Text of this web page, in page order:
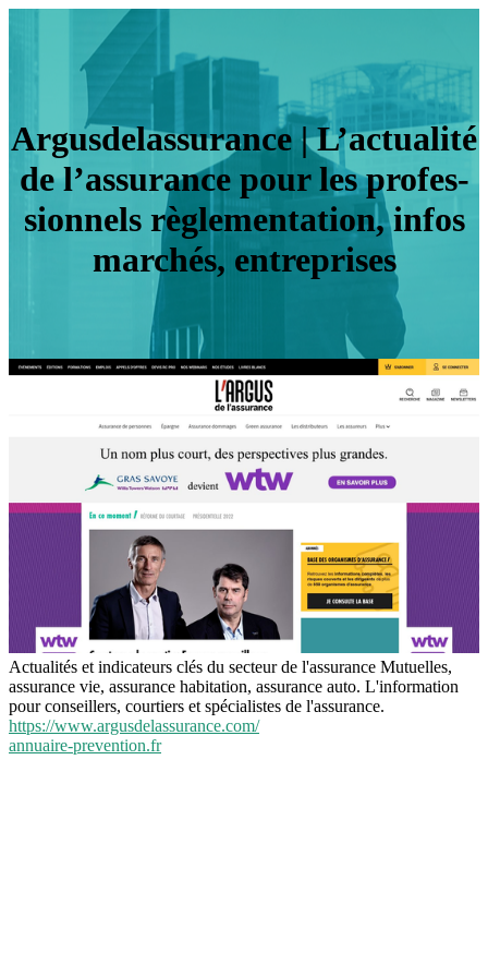
Ar­gusdelassu­ran­ce | L’actualité
de l’assurance pour les profes­
sion­nels règlemen­ta­tion, infos
marchés, entreprises
Actualités et indicateurs clés du secteur de l'assurance Mutuelles,
assurance vie, assurance habitation, assurance auto. L'information
pour conseillers, courtiers et spécialistes de l'assurance.
https://www.argusdelassurance.com/
annuaire-prevention.fr